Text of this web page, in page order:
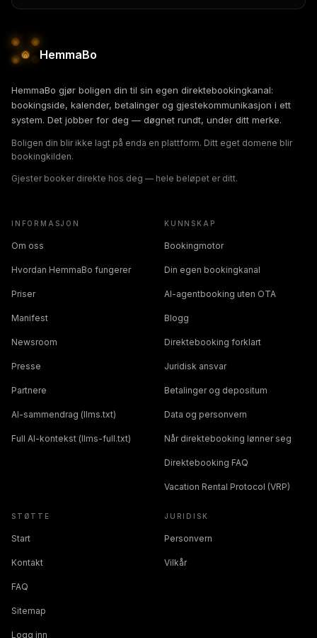
HemmaBo
HemmaBo gjør boligen din til sin egen direktebookingkanal:
bookingside, kalender, betalinger og gjestekommunikasjon i ett
system. Det jobber for deg — døgnet rundt, under ditt merke.
Boligen din blir ikke lagt på enda en plattform. Ditt eget domene blir
bookingkilden.
Gjester booker direkte hos deg — hele beløpet er ditt.
INFORMASJON
Om oss
Hvordan HemmaBo fungerer
Priser
Manifest
Newsroom
Presse
Partnere
AI-sammendrag (llms.txt)
Full AI-kontekst (llms-full.txt)
KUNNSKAP
Bookingmotor
Din egen bookingkanal
AI-agentbooking uten OTA
Blogg
Direktebooking forklart
Juridisk ansvar
Betalinger og depositum
Data og personvern
Når direktebooking lønner seg
Direktebooking FAQ
Vacation Rental Protocol (VRP)
STØTTE
Start
Kontakt
FAQ
Sitemap
Logg inn
JURIDISK
Personvern
Vilkår